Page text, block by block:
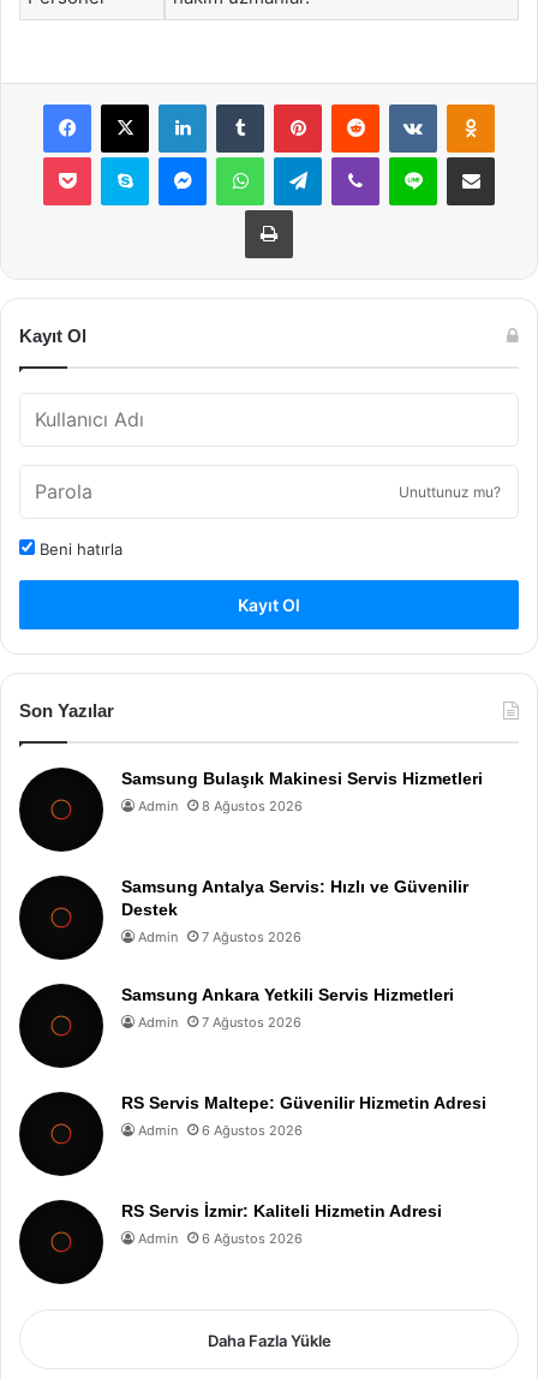
Facebook
X LinkedInTumblr PinterestReddit VKontakte
Pocket Skype MessengerWhatsAppTelegramViber Line E-Posta ile
Yazdır
Kayıt Ol
Unuttunuz mu?
Beni hatırla
Kayıt Ol
Son Yazılar
Samsung Bulaşık Makinesi Servis Hizmetleri
Admin 8 Ağustos 2026
Samsung Antalya Servis: Hızlı ve Güvenilir
Destek
Admin 7 Ağustos 2026
Samsung Ankara Yetkili Servis Hizmetleri
Admin 7 Ağustos 2026
RS Servis Maltepe: Güvenilir Hizmetin Adresi
Admin 6 Ağustos 2026
RS Servis İzmir: Kaliteli Hizmetin Adresi
Admin 6 Ağustos 2026
Daha Fazla Yükle